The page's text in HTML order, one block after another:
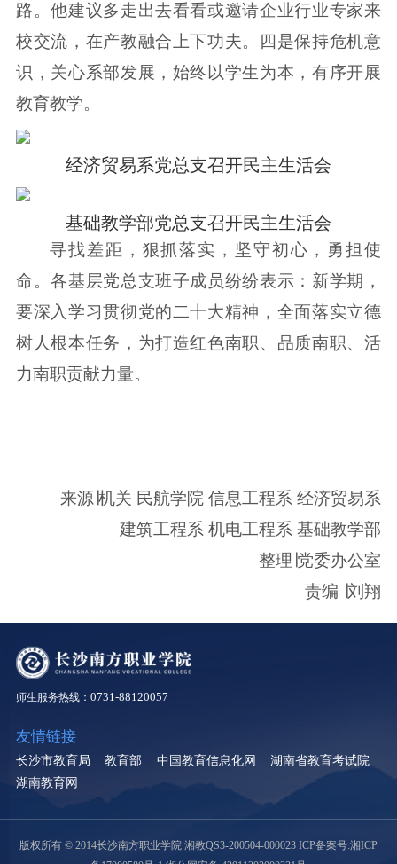
路。他建议多走出去看看或邀请企业行业专家来
校交流，在产教融合上下功夫。四是保持危机意
识，关心系部发展，始终以学生为本，有序开展
教育教学。
经济贸易系党总支召开民主生活会
基础教学部党总支召开民主生活会
寻找差距，狠抓落实，坚守初心，勇担使
命。各基层党总支班子成员纷纷表示：新学期，
要深入学习贯彻党的二十大精神，全面落实立德
树人根本任务，为打造红色南职、品质南职、活
力南职贡献力量。
来源 ∣机关 民航学院 信息工程系 经济贸易系
建筑工程系 机电工程系 基础教学部
整理 党委办公室
责编 ∣刘翔
师生服务热线： 0731-88120057
友情链接
长沙市教育局 教育部 中国教育信息化网
湖南省教育考试院
湖南教育网
版权所有 © 2014长沙南方职业学院 湘教QS3-200504-000023 ICP备案号:湘ICP